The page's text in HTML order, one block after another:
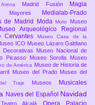
Arena Madrid Fusión Magia
Mayores Medialab-Prado
de Madrid ModaMoto Museo
Arqueológico Regional
Cervantes
Museo Casa de la
ICO Museo Lázaro Galdiano
Decorativas Museo Nacional de
Picasso Museo Sorolla Museo
de América Museo de Historia de
Museo del Prado Museo del
Traje Museos Musicales
Naves del Español Navidad
Alcalá